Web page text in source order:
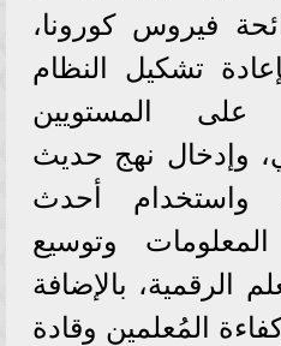
فيروس كورونا،
تشكيل النظام
على المستويين
وإدخال نهج حديث
واستخدام أحدث
المعلومات وتوسيع
الرقمية، بالإضافة
المُعلمين وقادة